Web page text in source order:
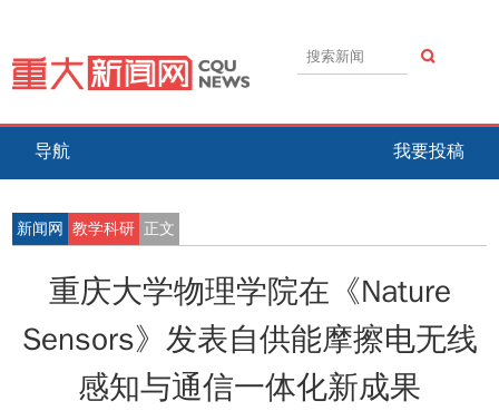
导航 我要投稿
新闻网 教学科研 正文
重庆大学物理学院在《Nature
Sensors》发表自供能摩擦电无线
感知与通信一体化新成果